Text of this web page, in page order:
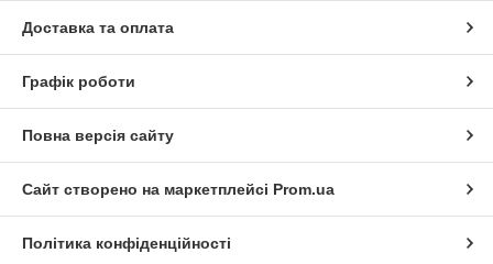
Доставка та оплата
Графік роботи
Повна версія сайту
Сайт створено на маркетплейсі Prom.ua
Політика конфіденційності